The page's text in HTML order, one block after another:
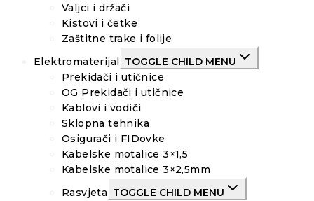
Valjci i držači
Kistovi i četke
Zaštitne trake i folije
Elektromaterijal
TOGGLE CHILD MENU
Prekidači i utičnice
OG Prekidači i utičnice
Kablovi i vodiči
Sklopna tehnika
Osigurači i FIDovke
Kabelske motalice 3×1,5
Kabelske motalice 3×2,5mm
Rasvjeta TOGGLE CHILD MENU